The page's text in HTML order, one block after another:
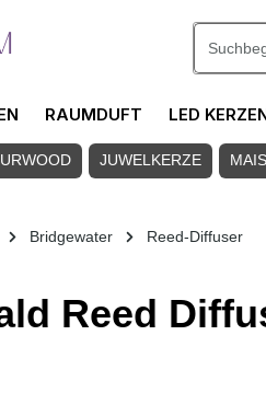
RAUMDUFT LED
JUWELKERZE
Bridgewater Reed-Diffuser
SternenReed